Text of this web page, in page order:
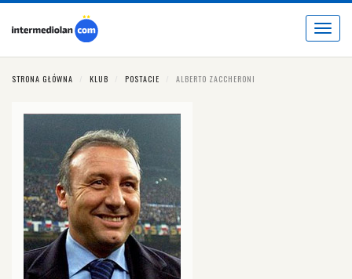
Toggle
STRONA GŁÓWNA KLUB POSTACIE ALBERTO ZACCHERONI